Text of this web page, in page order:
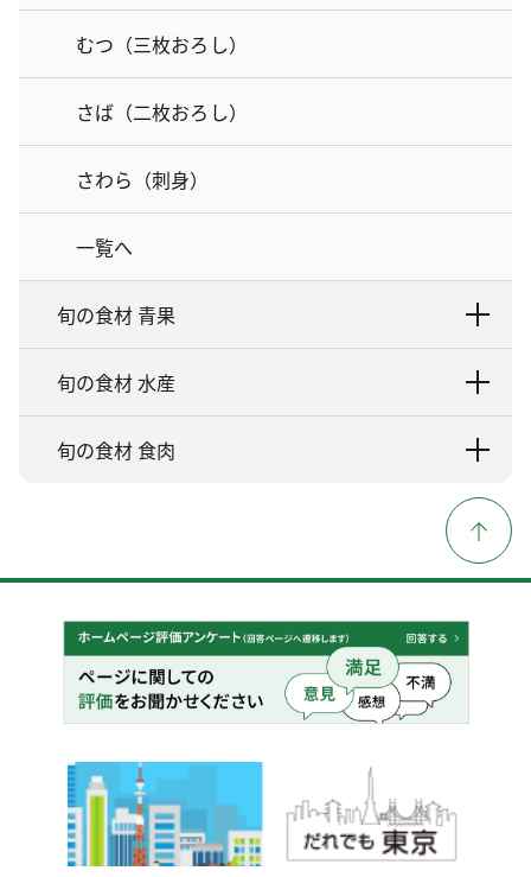
むつ（三枚おろし）
さば（二枚おろし）
さわら（刺身）
一覧へ
旬の食材 青果
旬の食材 水産
旬の食材 食肉